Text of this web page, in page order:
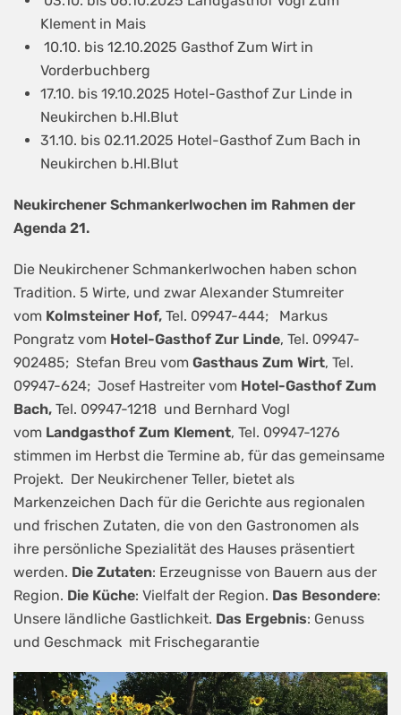
Klement in Mais
10.10. bis 12.10.2025 Gasthof Zum Wirt in
Vorderbuchberg
17.10. bis 19.10.2025 Hotel-Gasthof Zur Linde in
Neukirchen b.Hl.Blut
31.10. bis 02.11.2025 Hotel-Gasthof Zum Bach in
Neukirchen b.Hl.Blut
Neukirchener Schmankerlwochen im Rahmen der
Agenda 21.
Die Neukirchener Schmankerlwochen haben schon
Tradition. 5 Wirte, und zwar Alexander Stumreiter
vom Kolmsteiner Hof, Tel. 09947-444; Markus
Pongratz vom Hotel-Gasthof Zur Linde, Tel. 09947-
902485; Stefan Breu vom Gasthaus Zum Wirt, Tel.
09947-624; Josef Hastreiter vom Hotel-Gasthof Zum
Bach, Tel. 09947-1218 und Bernhard Vogl
vom Landgasthof Zum Klement, Tel. 09947-1276
stimmen im Herbst die Termine ab, für das gemeinsame
Projekt. Der Neukirchener Teller, bietet als
Markenzeichen Dach für die Gerichte aus regionalen
und frischen Zutaten, die von den Gastronomen als
ihre persönliche Spezialität des Hauses präsentiert
werden. Die Zutaten: Erzeugnisse von Bauern aus der
Region. Die Küche: Vielfalt der Region. Das Besondere:
Unsere ländliche Gastlichkeit. Das Ergebnis: Genuss
und Geschmack mit Frischegarantie